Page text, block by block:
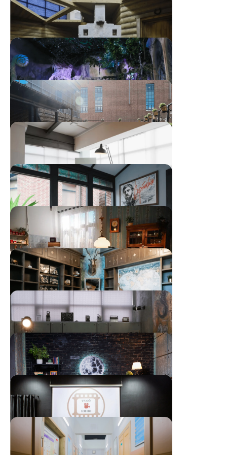
Советская квартира для съёмок
Купе поезда
Деревенская изба
Лес
Летняя терраса для съёмок
Офис
Комната с пианино
Советская кухня
Комната с камином
Лофт для съёмок